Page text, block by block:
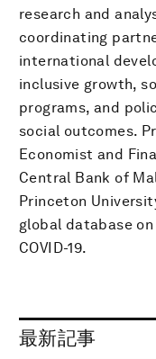
research and
coordinating
international
inclusive growth,
programs, and
social outcomes.
Economist and
Central Bank of
Princeton
global database
COVID-19.
最新記事